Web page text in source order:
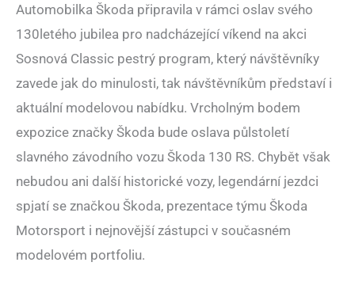
Automobilka Škoda připravila v rámci oslav svého
130letého jubilea pro nadcházející víkend na akci
Sosnová Classic pestrý program, který návštěvníky
zavede jak do minulosti, tak návštěvníkům představí i
aktuální modelovou nabídku. Vrcholným bodem
expozice značky Škoda bude oslava půlstoletí
slavného závodního vozu Škoda 130 RS. Chybět však
nebudou ani další historické vozy, legendární jezdci
spjatí se značkou Škoda, prezentace týmu Škoda
Motorsport i nejnovější zástupci v současném
modelovém portfoliu.